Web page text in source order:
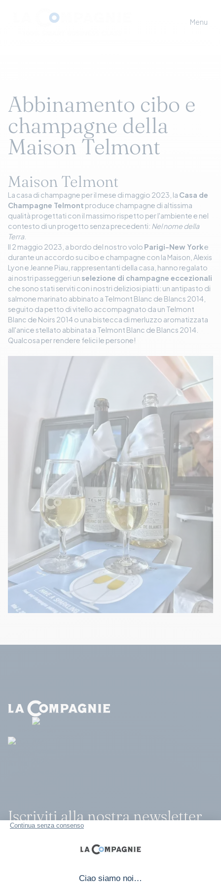
Menu
Abbinamento cibo e
champagne della
Maison Telmont
Maison Telmont
La casa di champagne per il mese di maggio 2023, la Casa de
Champagne Telmont produce champagne di altissima
qualità progettati con il massimo rispetto per l'ambiente e nel
contesto di un progetto senza precedenti: Nel nome della
Terra.
Il 2 maggio 2023, a bordo del nostro volo Parigi-New Yorke
durante un accordo su cibo e champagne con la Maison, Alexis
Lyon e Jeanne Piau, rappresentanti della casa, hanno regalato
ai nostri passeggeri un selezione di champagne eccezionali
che sono stati serviti con i nostri deliziosi piatti: un antipasto di
salmone marinato abbinato a Telmont Blanc de Blancs 2014,
seguito da petto di vitello accompagnato da un Telmont
Blanc de Noirs 2014 o una bistecca di merluzzo aromatizzata
all'anice stellato abbinata a Telmont Blanc de Blancs 2014.
Qualcosa per rendere felici le persone!
Iscriviti alla nostra newsletter
Email